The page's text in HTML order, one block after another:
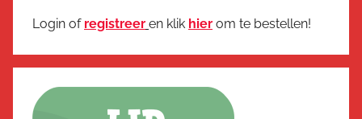
Login of registreer en klik hier om te bestellen!